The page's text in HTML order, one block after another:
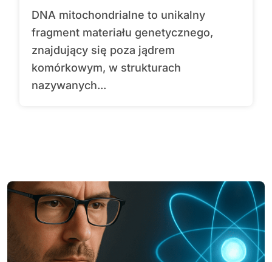
DNA mitochondrialne to unikalny
fragment materiału genetycznego,
znajdujący się poza jądrem
komórkowym, w strukturach
nazywanych...